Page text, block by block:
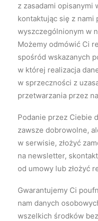
z zasadami opisanymi
kontaktując się z nami
wyszczególnionym w
Możemy odmówić Ci
spośród wskazanych
w której realizacja
w sprzeczności z
przetwarzania przez
Podanie przez Ciebie
zawsze dobrowolne,
w serwisie, złożyć
na newsletter,
od umowy lub złożyć
Gwarantujemy Ci
nam danych
wszelkich środków